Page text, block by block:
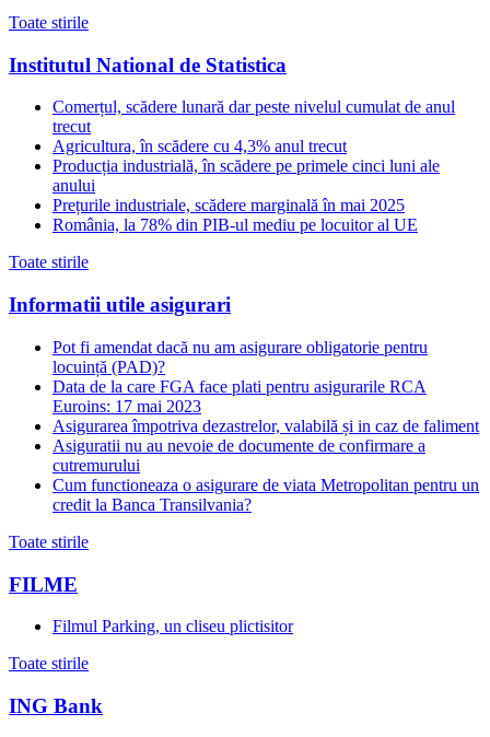
Toate stirile
Institutul National de Statistica
Comerțul, scădere lunară dar peste nivelul cumulat de anul
trecut
Agricultura, în scădere cu 4,3% anul trecut
Producția industrială, în scădere pe primele cinci luni ale
anului
Prețurile industriale, scădere marginală în mai 2025
România, la 78% din PIB-ul mediu pe locuitor al UE
Toate stirile
Informatii utile asigurari
Pot fi amendat dacă nu am asigurare obligatorie pentru
locuință (PAD)?
Data de la care FGA face plati pentru asigurarile RCA
Euroins: 17 mai 2023
Asigurarea împotriva dezastrelor, valabilă și in caz de faliment
Asiguratii nu au nevoie de documente de confirmare a
cutremurului
Cum functioneaza o asigurare de viata Metropolitan pentru un
credit la Banca Transilvania?
Toate stirile
FILME
Filmul Parking, un cliseu plictisitor
Toate stirile
ING Bank